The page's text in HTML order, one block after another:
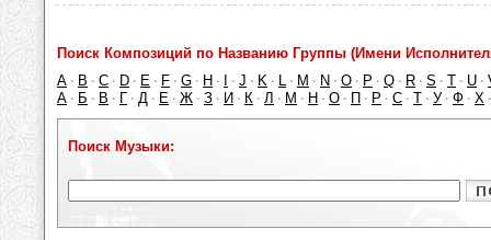
Поиск Композиций по Названию Группы (Имени
A · B · C · D · E · F · G · H · · J · K · L · M · N · O · P · Q · R · S · T · U ·
А · Б · В · Г · Д · Е · Ж · З · И · К · Л · М · Н · О · П · Р · С · Т · У · Ф · Х
Поиск Музыки: